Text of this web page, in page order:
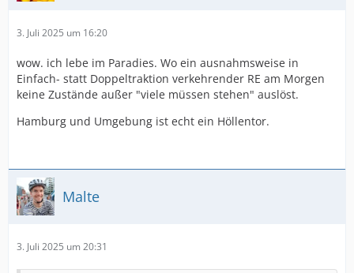
3. Juli 2025 um 16:20
wow. ich lebe im Paradies. Wo ein ausnahmsweise in
Einfach- statt Doppeltraktion verkehrender RE am Morgen
keine Zustände außer "viele müssen stehen" auslöst.
Hamburg und Umgebung ist echt ein Höllentor.
Malte
3. Juli 2025 um 20:31